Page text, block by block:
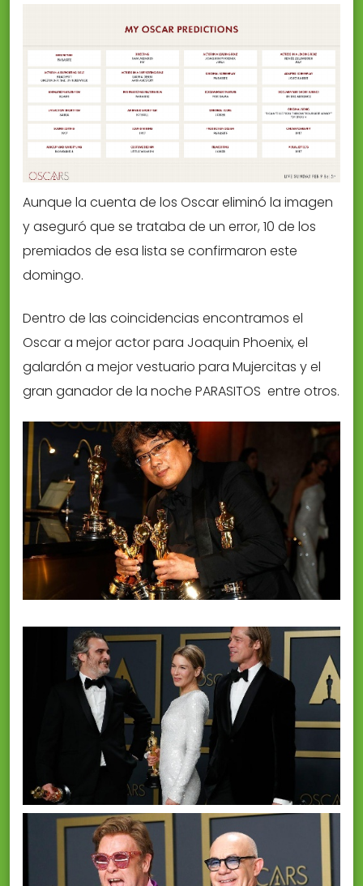
Aunque la cuenta de los Oscar eliminó la imagen
y aseguró que se trataba de un error, 10 de los
premiados de esa lista se confirmaron este
domingo.
Dentro de las coincidencias encontramos el
Oscar a mejor actor para Joaquin Phoenix, el
galardón a mejor vestuario para Mujercitas y el
gran ganador de la noche PARASITOS entre otros.